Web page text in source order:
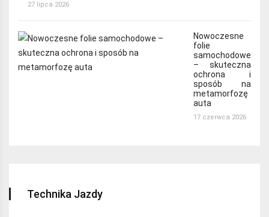
27 lipca 2026
Nowoczesne
folie
samochodowe
– skuteczna
ochrona i
sposób na
metamorfozę
auta
17 czerwca 2026
Technika Jazdy